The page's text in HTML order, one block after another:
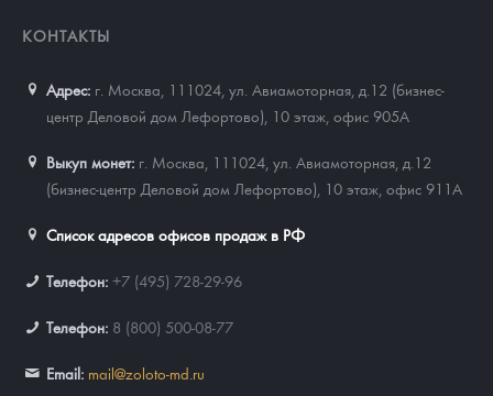
КОНТАКТЫ
Адрес: г. Москва, 111024 ул. Авиамоторная, д.12 (бизнес-
центр Деловой дом Лефортово), 10 этаж, офис 905А
Выкуп монет: г. Москва, 111024, ул. Авиамоторная, д.12
(бизнес-центр Деловой дом Лефортово), 10 этаж, офис 911А
Список адресов офисов продаж в РФ
Телефон: +7 (495) 728-29-96
Телефон: 8 (800) 500-08-77
Email: mail@zoloto-md.ru